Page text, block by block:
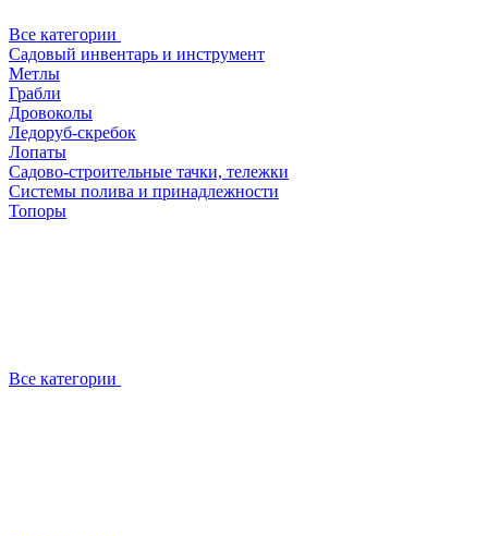
Все категории
Садовый инвентарь и инструмент
Метлы
Грабли
Дровоколы
Ледоруб-скребок
Лопаты
Садово-строительные тачки, тележки
Системы полива и принадлежности
Топоры
Все категории